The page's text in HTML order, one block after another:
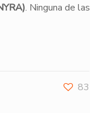
. Ninguna de las
83